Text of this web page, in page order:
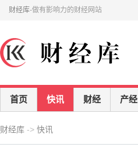
财经库-做有影响力的财经网站
首页 快讯 财经 产经
财经库 -> 快讯